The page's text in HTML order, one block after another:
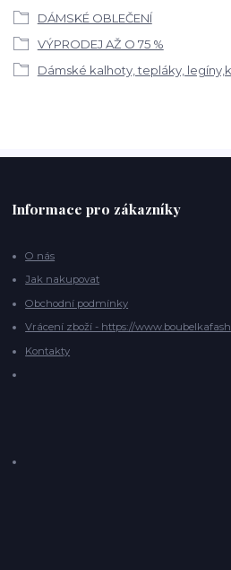
DÁMSKÉ OBLEČENÍ
VÝPRODEJ AŽ O 75 %
Dámské kalhoty, tepláky,
Informace pro zákazníky
O nás
Jak nakupovat
Obchodní podmínky
Vrácení zboží - https://
Kontakty